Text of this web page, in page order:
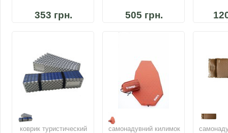
353 грн. 505 грн.
коврик туристический
самонадувний килимок